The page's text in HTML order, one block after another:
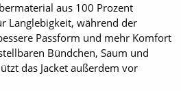
aus 100 Prozent
Langlebigkeit, während der
Passform und mehr Komfort
Bündchen, Saum und
das Jacket außerdem vor